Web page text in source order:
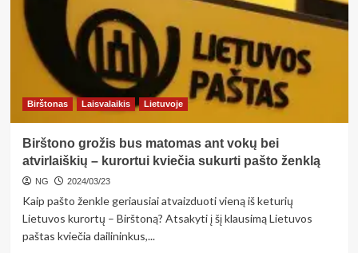
šiltuose
kraštuose
–
netikėčiausios
šventės
tradicijos
svetur</strong>
Birštonas Laisvalaikis Lietuvoje
Birštono grožis bus matomas ant vokų bei
atvirlaiškių – kurortui kviečia sukurti pašto ženklą
NG 2024/03/23
Kaip pašto ženkle geriausiai atvaizduoti vieną iš keturių
Lietuvos kurortų – Birštoną? Atsakyti į šį klausimą Lietuvos
paštas kviečia dailininkus,...